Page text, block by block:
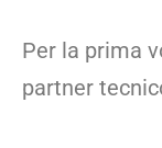
Per la prima
partner